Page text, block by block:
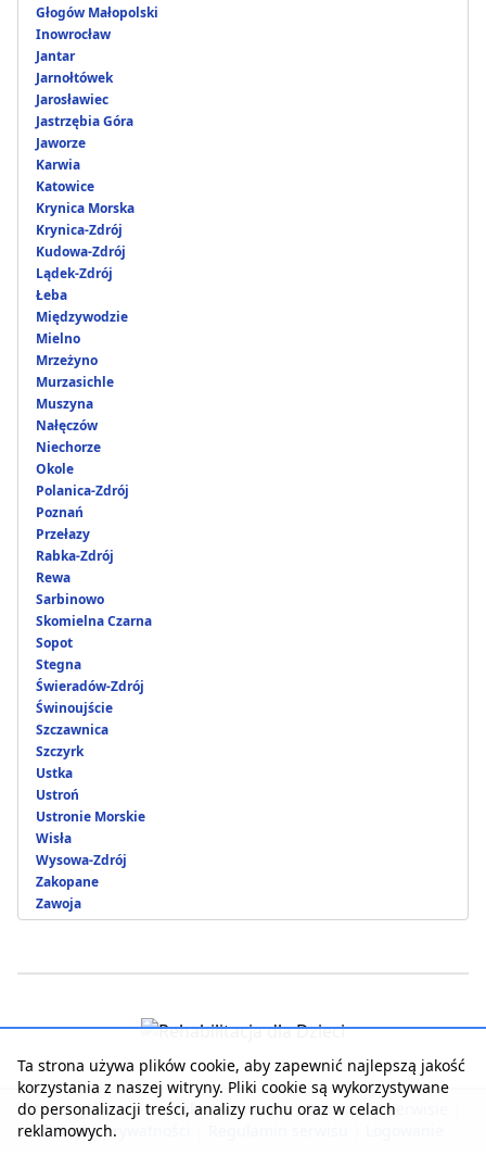
Głogów Małopolski
Inowrocław
Jantar
Jarnołtówek
Jarosławiec
Jastrzębia Góra
Jaworze
Karwia
Katowice
Krynica Morska
Krynica-Zdrój
Kudowa-Zdrój
Lądek-Zdrój
Łeba
Międzywodzie
Mielno
Mrzeżyno
Murzasichle
Muszyna
Nałęczów
Niechorze
Okole
Polanica-Zdrój
Poznań
Przełazy
Rabka-Zdrój
Rewa
Sarbinowo
Skomielna Czarna
Sopot
Stegna
Świeradów-Zdrój
Świnoujście
Szczawnica
Szczyrk
Ustka
Ustroń
Ustronie Morskie
Wisła
Wysowa-Zdrój
Zakopane
Zawoja
Strona główna | Kontakt z serwisem | Reklama w serwisie
Polityka prywatności
Ta strona używa plików cookie, aby zapewnić najlepszą jakość
korzystania z naszej witryny. Pliki cookie są wykorzystywane
do personalizacji treści, analizy ruchu oraz w celach
reklamowych.